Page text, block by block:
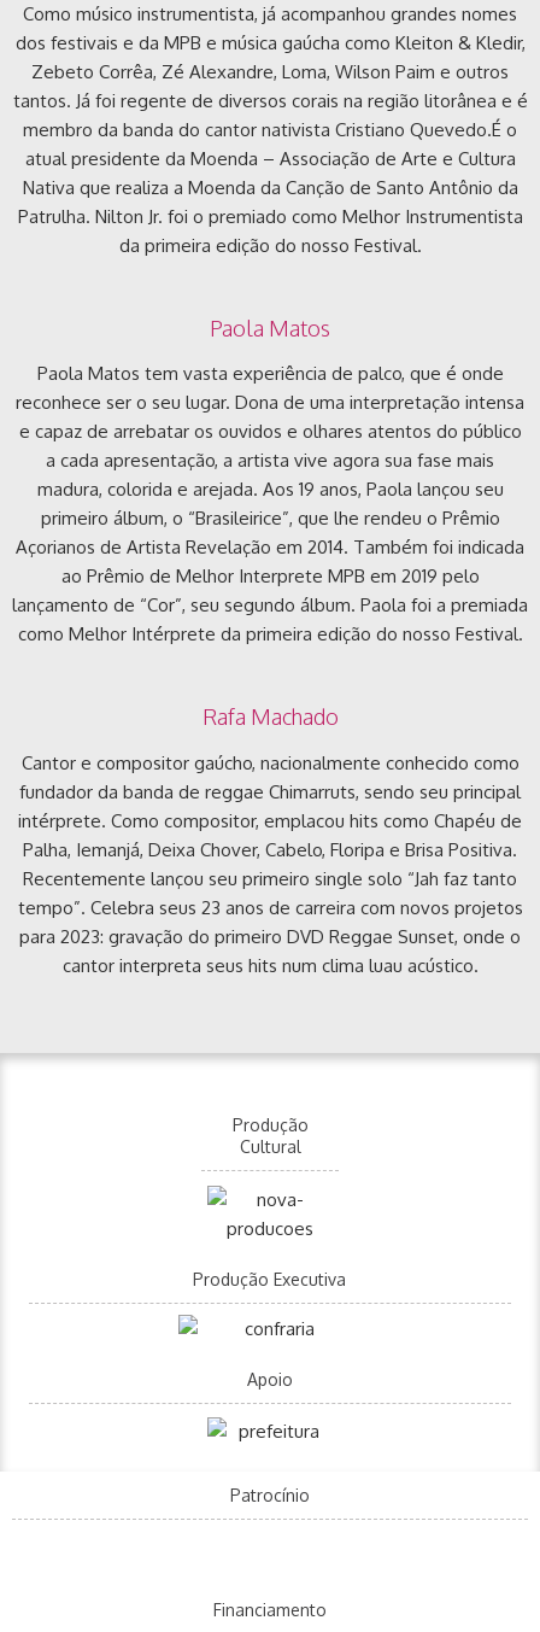
Como músico instrumentista, já acompanhou grandes nomes
dos festivais e da MPB e música gaúcha como Kleiton & Kledir,
Zebeto Corrêa, Zé Alexandre, Loma, Wilson Paim e outros
tantos. Já foi regente de diversos corais na região litorânea e é
membro da banda do cantor nativista Cristiano Quevedo.É o
atual presidente da Moenda – Associação de Arte e Cultura
Nativa que realiza a Moenda da Canção de Santo Antônio da
Patrulha. Nilton Jr. foi o premiado como Melhor Instrumentista
da primeira edição do nosso Festival.
Paola Matos
Paola Matos tem vasta experiência de palco, que é onde
reconhece ser o seu lugar. Dona de uma interpretação intensa
e capaz de arrebatar os ouvidos e olhares atentos do público
a cada apresentação, a artista vive agora sua fase mais
madura, colorida e arejada. Aos 19 anos, Paola lançou seu
primeiro álbum, o “Brasileirice”, que lhe rendeu o Prêmio
Açorianos de Artista Revelação em 2014. Também foi indicada
ao Prêmio de Melhor Interprete MPB em 2019 pelo
lançamento de “Cor”, seu segundo álbum. Paola foi a premiada
como Melhor Intérprete da primeira edição do nosso Festival.
Rafa Machado
Cantor e compositor gaúcho, nacionalmente conhecido como
fundador da banda de reggae Chimarruts, sendo seu principal
intérprete. Como compositor, emplacou hits como Chapéu de
Palha, Iemanjá, Deixa Chover, Cabelo, Floripa e Brisa Positiva.
Recentemente lançou seu primeiro single solo “Jah faz tanto
tempo”. Celebra seus 23 anos de carreira com novos projetos
para 2023: gravação do primeiro DVD Reggae Sunset, onde o
cantor interpreta seus hits num clima luau acústico.
Produção
Cultural
Produção Executiva
Apoio
Patrocínio
Financiamento